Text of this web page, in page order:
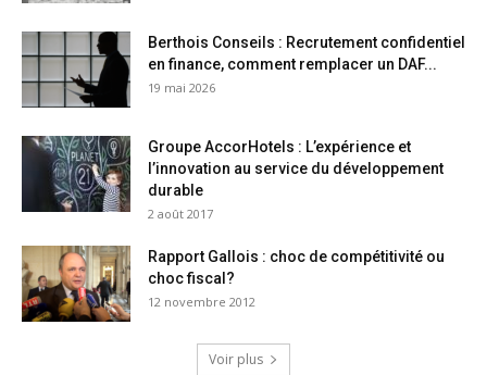
Berthois Conseils : Recrutement confidentiel
en finance, comment remplacer un DAF...
19 mai 2026
Groupe AccorHotels : L’expérience et
l’innovation au service du développement
durable
2 août 2017
Rapport Gallois : choc de compétitivité ou
choc fiscal?
12 novembre 2012
Voir plus